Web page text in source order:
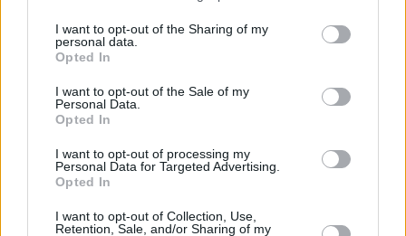
I want to opt-out of the Sharing of my
personal data.
Opted In
I want to opt-out of the Sale of my
Personal Data.
Opted In
I want to opt-out of processing my
Personal Data for Targeted Advertising.
Opted In
I want to opt-out of Collection, Use,
Retention, Sale, and/or Sharing of my
Ingredienser
Browniesbunn:
150 g smør
300 g kokesjokolade
4 dl sukker
3 ts vaniljesukker
2,25 dl hvetemel